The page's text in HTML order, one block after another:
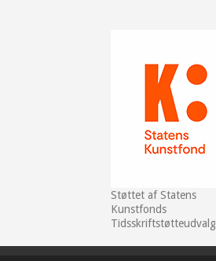
Støttet af Statens
Kunstfonds
Tidsskriftstøtteudvalg